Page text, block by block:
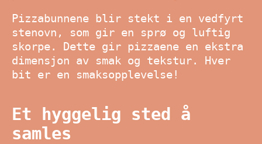
Pizzabunnene blir stekt i en vedfyrt
stenovn, som gir en sprø og luftig
skorpe. Dette gir pizzaene en ekstra
dimensjon av smak og tekstur. Hver
bit er en smaksopplevelse!
Et hyggelig sted å
samles